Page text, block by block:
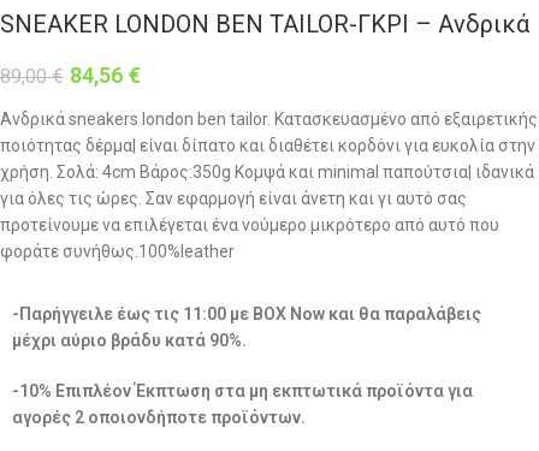
SNEAKER LONDON BEN TAILOR-ΓΚΡΙ – Ανδρικά
89,00€ 84,56 €
Ανδρικά sneakers london ben tailor. Κατασκευασμένο από εξαιρετικής
ποιότητας δέρμα| είναι δίπατο και διαθέτει κορδόνι για ευκολία στην
χρήση. Σολά: 4cm Βάρος:350g Κομψά και minimal παπούτσια| ιδανικά
για όλες τις ώρες. Σαν εφαρμογή είναι άνετη και γι αυτό σας
προτείνουμε να επιλέγεται ένα νούμερο μικρότερο από αυτό που
φοράτε συνήθως.100%leather
-Παρήγγειλε έως τις 11:00 με BOX Now και θα παραλάβεις
μέχρι αύριο βράδυ κατά 90%.
-10% Επιπλέον Έκπτωση στα μη εκπτωτικά προϊόντα για
αγορές 2 οποιονδήποτε προϊόντων.